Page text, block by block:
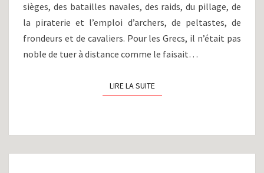
sièges, des batailles navales, des raids, du pillage, de
la piraterie et l’emploi d’archers, de peltastes, de
frondeurs et de cavaliers. Pour les Grecs, il n’était pas
noble de tuer à distance comme le faisait…
LIRE LA SUITELIRE LA SUITE